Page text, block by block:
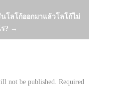
โลโก้ออกมาแล้วโลโก้ไม่
? →
not be published. Required